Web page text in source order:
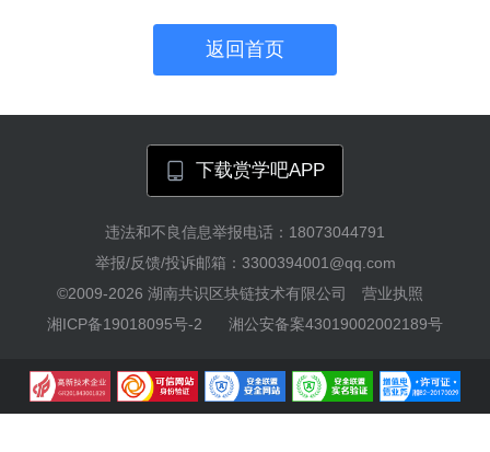
返回首页
下载赏学吧APP
违法和不良信息举报电话：18073044791
举报/反馈/投诉邮箱：3300394001@qq.com
©2009-2026 湖南共识区块链技术有限公司
营业执照
湘ICP备19018095号-2
湘公安备案43019002002189号